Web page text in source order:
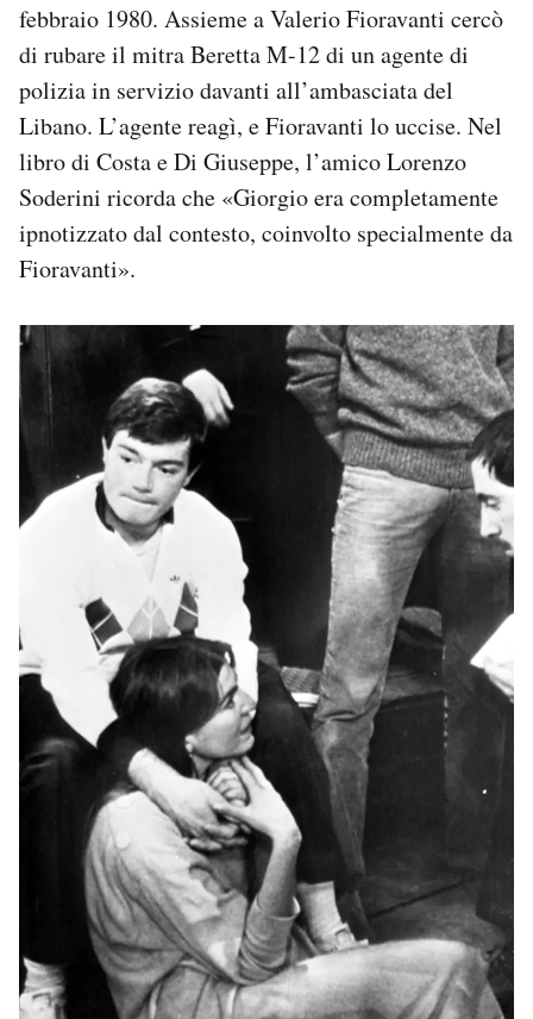
febbraio 1980. Assieme a Valerio Fioravanti cercò
di rubare il mitra Beretta M-12 di un agente di
polizia in servizio davanti all’ambasciata del
Libano. L’agente reagì, e Fioravanti lo uccise. Nel
libro di Costa e Di Giuseppe, l’amico Lorenzo
Soderini ricorda che «Giorgio era completamente
ipnotizzato dal contesto, coinvolto specialmente da
Fioravanti».